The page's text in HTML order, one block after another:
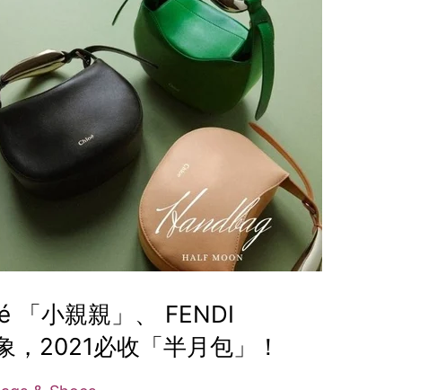
「小親親」、 FENDI
2021必收「半月包」！